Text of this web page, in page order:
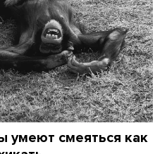
умеют смеяться как